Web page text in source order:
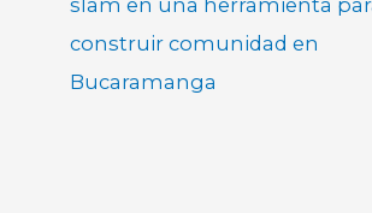
construir comunidad en
Bucaramanga